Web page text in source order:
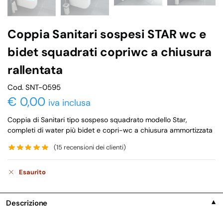
Coppia Sanitari sospesi STAR wc e
bidet squadrati copriwc a chiusura
rallentata
Cod. SNT-0595
€ 0,00 iva inclusa
Coppia di Sanitari tipo sospeso squadrato modello Star,
completi di water più bidet e copri-wc a chiusura ammortizzata
(15 recensioni dei clienti)
Esaurito
Descrizione ▼